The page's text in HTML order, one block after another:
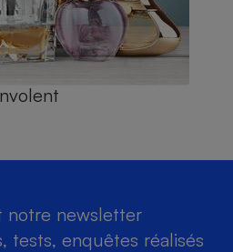
notre newsletter
tests, enquêtes réalisés